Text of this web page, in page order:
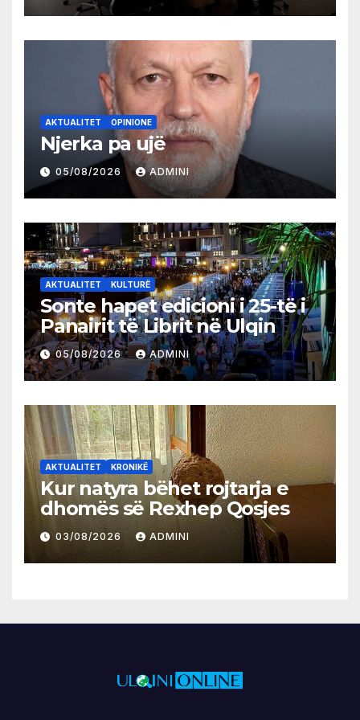
AKTUALITET OPINIONE
Njerka pa ujë
05/08/2026 ADMINI
AKTUALITET KULTURË
Sonte hapet edicioni i 25-të i
Panairit të Librit në Ulqin
05/08/2026 ADMINI
AKTUALITET KRONIKË
Kur natyra bëhet rojtarja e
dhomës së Rexhep Qosjes
03/08/2026 ADMINI